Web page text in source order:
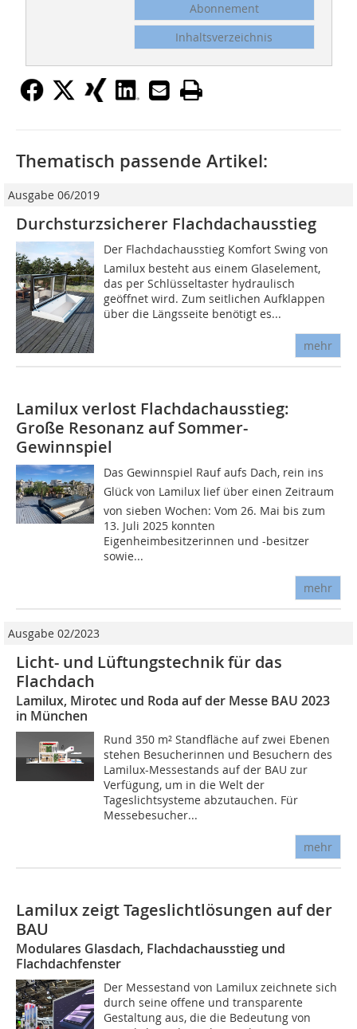
Abonnement
Inhaltsverzeichnis
Thematisch passende Artikel:
Ausgabe 06/2019
Durchsturzsicherer Flachdachausstieg
Der Flachdachausstieg Komfort Swing von
Lamilux besteht aus einem Glaselement,
das per Schlüsseltaster hydraulisch
geöffnet wird. Zum seitlichen Aufklappen
über die Längsseite benötigt es...
mehr
Lamilux verlost Flachdachausstieg:
Große Resonanz auf Sommer-
Gewinnspiel
Das Gewinnspiel Rauf aufs Dach, rein ins
Glück von Lamilux lief über einen Zeitraum
von sieben Wochen: Vom 26. Mai bis zum
13. Juli 2025 konnten
Eigenheimbesitzerinnen und -besitzer
sowie...
mehr
Ausgabe 02/2023
Licht- und Lüftungstechnik für das
Flachdach
Lamilux, Mirotec und Roda auf der Messe BAU 2023
in München
Rund 350 m² Standfläche auf zwei Ebenen
stehen Besucherinnen und Besuchern des
Lamilux-Messestands auf der BAU zur
Verfügung, um in die Welt der
Tageslichtsysteme abzutauchen. Für
Messebesucher...
mehr
Lamilux zeigt Tageslichtlösungen auf der
BAU
Modulares Glasdach, Flachdachausstieg und
Flachdachfenster
Der Messestand von Lamilux zeichnete sich
durch seine offene und transparente
Gestaltung aus, die die Bedeutung von